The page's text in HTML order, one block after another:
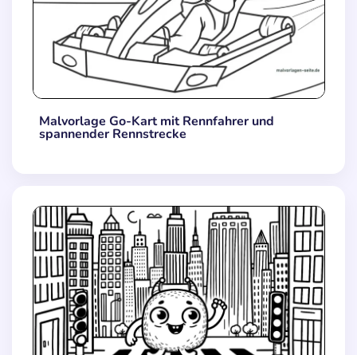
Malvorlage Go-Kart mit Rennfahrer und
spannender Rennstrecke